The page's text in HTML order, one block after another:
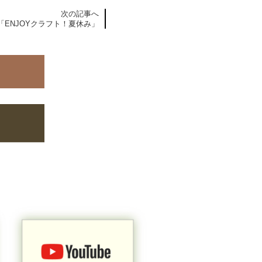
次の記事へ
ENJOYクラフト！夏休み」